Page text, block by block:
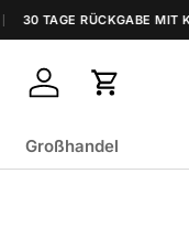
30 TAGE RÜCKGABE MIT
Einloggen
Großhandel